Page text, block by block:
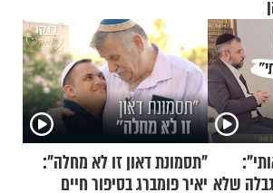
שלא
"תסמונת דאון זו לא מחלה":
יאיר פומברג בסיפור חיים